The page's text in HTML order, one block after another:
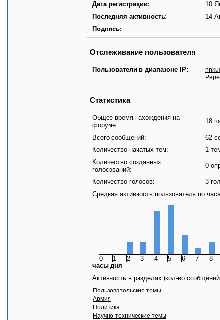
Дата регистрации:
10
Последняя активность:
14
Подпись:
Отслеживание пользователя
Пользователи в диапазоне IP:
Статистика
Общее время нахождения на
форуме:
18
Всего сообщений:
62
Количество начатых тем:
1
Количество созданных
голосований:
0
Количество голосов:
3
Средняя активность пользователя по
0 1 2 3 4 5 6 7
8
часы дня
Активность в разделах (кол-во
Пользовательские темы
Армия
Политика
Научно-технические темы